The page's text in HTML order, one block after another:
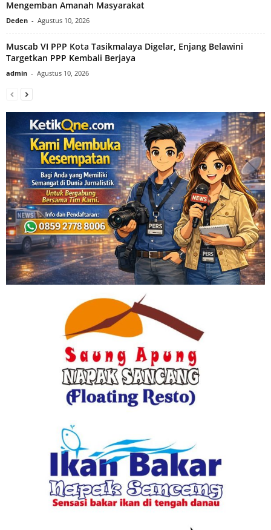
Mengemban Amanah Masyarakat
Deden - Agustus 10, 2026
Muscab VI PPP Kota Tasikmalaya Digelar, Enjang Belawini
Targetkan PPP Kembali Berjaya
admin - Agustus 10, 2026